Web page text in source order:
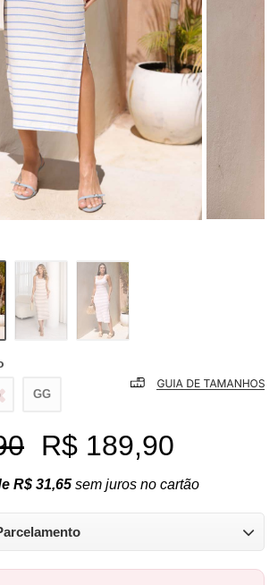
GG
R$ 189,90
R$ 31,65 sem juros no cartão